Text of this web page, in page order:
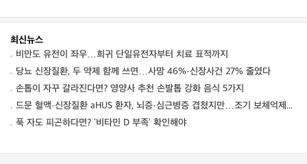
최신뉴스
비만도 유전이 좌우…희귀 단일유전자부터 치료 표적까지
당뇨 신장질환, 두 약제 함께 쓰면…사망 46%·신장사건 27% 줄였다
손톱이 자꾸 갈라진다면? 영양사 추천 손발톱 강화 음식 5가지
드문 혈액·신장질환 aHUS 환자, 뇌증·심근병증 겹쳤지만…조기 보체억제치료로 신경학적 회복 보여
푹 자도 피곤하다면? ‘비타민 D 부족’ 확인해야